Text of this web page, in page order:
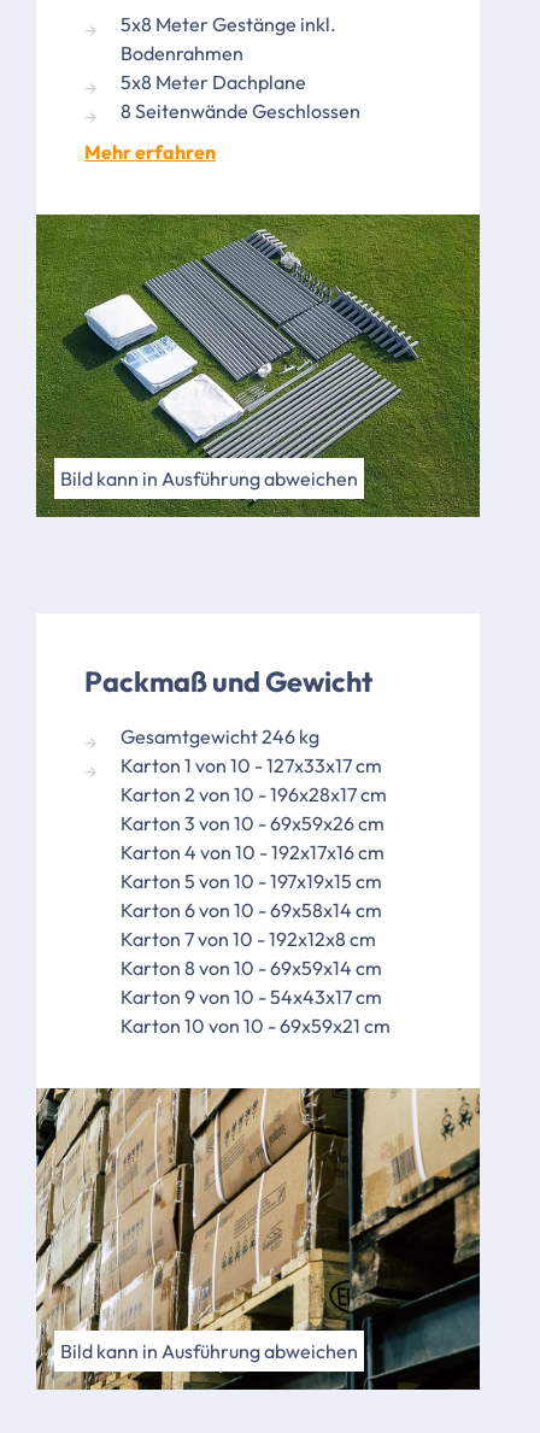
5x8 Meter Gestänge inkl.
Bodenrahmen
5x8 Meter Dachplane
8 Seitenwände Geschlossen
Mehr erfahren
Bild kann in Ausführung abweichen
Packmaß und Gewicht
Gesamtgewicht 246 kg
Karton 1 von 10 - 127x33x17 cm
Karton 2 von 10 - 196x28x17 cm
Karton 3 von 10 - 69x59x26 cm
Karton 4 von 10 - 192x17x16 cm
Karton 5 von 10 - 197x19x15 cm
Karton 6 von 10 - 69x58x14 cm
Karton 7 von 10 - 192x12x8 cm
Karton 8 von 10 - 69x59x14 cm
Karton 9 von 10 - 54x43x17 cm
Karton 10 von 10 - 69x59x21 cm
Bild kann in Ausführung abweichen